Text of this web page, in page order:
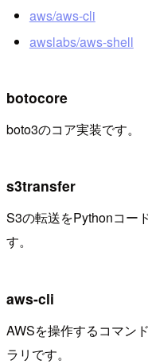
aws/aws-cli
awslabs/aws-shell
botocore
boto3のコア実装です。
s3transfer
S3の転送をPythonコー
す。
aws-cli
AWSを操作するコマン
ラリです。